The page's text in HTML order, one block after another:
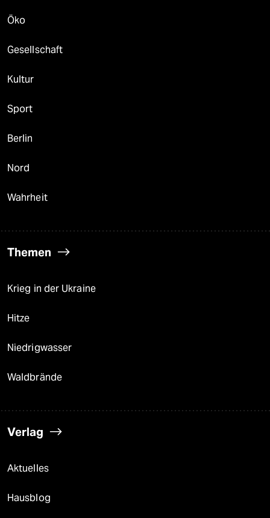
Öko
Gesellschaft
Kultur
Sport
Berlin
Nord
Wahrheit
Themen
Krieg in der Ukraine
Hitze
Niedrigwasser
Waldbrände
Verlag
Aktuelles
Hausblog